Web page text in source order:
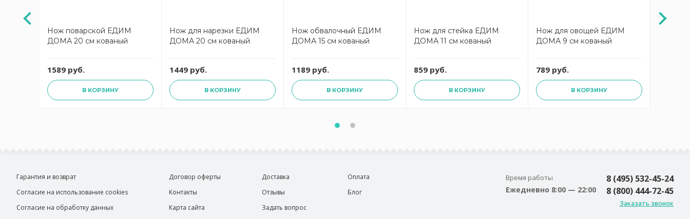
Нож поварской ЕДИМ
ДОМА 20 см кованый
1589 руб.
В КОРЗИНУ
Нож для нарезки ЕДИМ
ДОМА 20 см кованый
1449 руб.
В КОРЗИНУ
Нож обвалочный ЕДИМ
ДОМА 15 см кованый
1189 руб.
В КОРЗИНУ
Нож для стейка ЕДИМ
ДОМА 11 см кованый
859 руб.
В КОРЗИНУ
Нож для овощей ЕДИМ
ДОМА 9 см кованый
789 руб.
В КОРЗИНУ
Гарантия и возврат
Согласие на использование cookies
Согласие на обработку данных
Договор оферты
Контакты
Карта сайта
Доставка
Отзывы
Задать вопрос
Оплата
Блог
Время работы
Ежедневно 8:00 — 22:00
8 (495) 532-45-24
8 (800) 444-72-45
Заказать звонок